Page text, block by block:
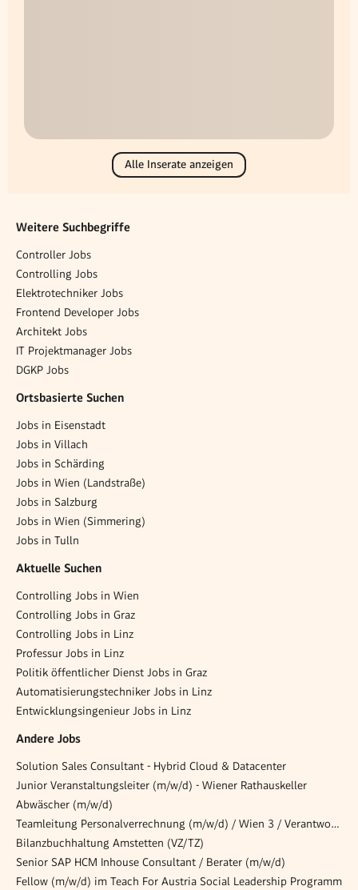
Alle Inserate anzeigen
Weitere Suchbegriffe
Controller Jobs
Controlling Jobs
Elektrotechniker Jobs
Frontend Developer Jobs
Architekt Jobs
IT Projektmanager Jobs
DGKP Jobs
Ortsbasierte Suchen
Jobs in Eisenstadt
Jobs in Villach
Jobs in Schärding
Jobs in Wien (Landstraße)
Jobs in Salzburg
Jobs in Wien (Simmering)
Jobs in Tulln
Aktuelle Suchen
Controlling Jobs in Wien
Controlling Jobs in Graz
Controlling Jobs in Linz
Professur Jobs in Linz
Politik öffentlicher Dienst Jobs in Graz
Automatisierungstechniker Jobs in Linz
Entwicklungsingenieur Jobs in Linz
Andere Jobs
Solution Sales Consultant - Hybrid Cloud & Datacenter
Junior Veranstaltungsleiter (m/w/d) - Wiener Rathauskeller
Abwäscher (m/w/d)
Teamleitung Personalverrechnung (m/w/d) / Wien 3 / Verantwortung, Gestaltung, Entwicklung
Bilanzbuchhaltung Amstetten (VZ/TZ)
Senior SAP HCM Inhouse Consultant / Berater (m/w/d)
Fellow (m/w/d) im Teach For Austria Social Leadership Programm